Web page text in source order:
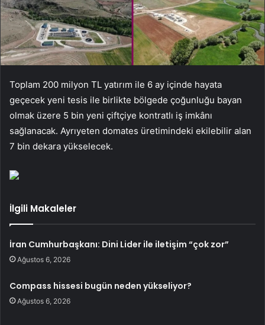
Toplam 200 milyon TL yatırım ile 6 ay içinde hayata
geçecek yeni tesis ile birlikte bölgede çoğunluğu bayan
olmak üzere 5 bin yeni çiftçiye kontratlı iş imkânı
sağlanacak. Ayrıyeten domates üretimindeki ekilebilir alan
7 bin dekara yükselecek.
İlgili Makaleler
İran Cumhurbaşkanı: Dini Lider ile iletişim “çok zor”
Ağustos 6, 2026
Compass hissesi bugün neden yükseliyor?
Ağustos 6, 2026